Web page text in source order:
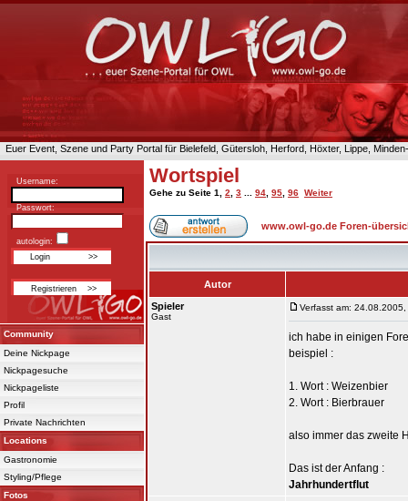
Euer Event, Szene und Party Portal für Bielefeld, Gütersloh, Herford, Höxter, Lippe,
Username:
Passwort:
autologin:
Community
Deine Nickpage
Nickpagesuche
Nickpageliste
Profil
Private Nachrichten
Locations
Gastronomie
Styling/Pflege
Fotos
Wortspiel
Gehe zu Seite 1 2 3 94 95 96 Weiter
www.owl-go.de Foren-
Autor
Spieler
Gast
Verfasst am:
ich habe in einigen
beispiel :
1. Wort : Weizenbier
2. Wort : Bierbrauer
also immer das zweite
Das ist der Anfang :
Jahrhundertflut